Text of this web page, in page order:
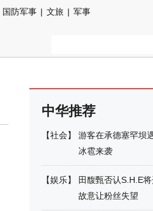
国防军事 | 文旅 | 军事
中华推荐
【社会】
游客在承德塞罕坝
冰雹来袭
【娱乐】
田馥甄否认S.H.E
故意让粉丝失望